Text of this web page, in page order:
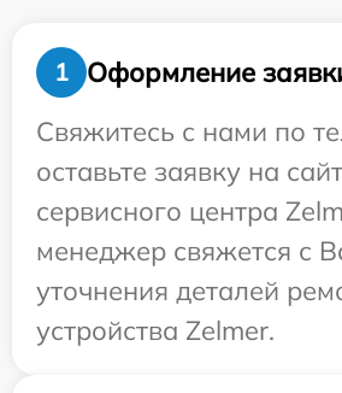
1
Оформление
Свяжитесь с нами по
оставьте заявку на
сервисного центра
менеджер свяжется с
уточнения деталей
устройства Zelmer.